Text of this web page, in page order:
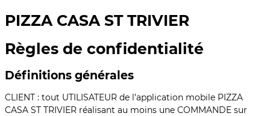
PIZZA CASA ST TRIVIER
Règles de confidentialité
Définitions générales
CLIENT : tout UTILISATEUR de l’application mobile PIZZA
CASA ST TRIVIER réalisant au moins une COMMANDE sur